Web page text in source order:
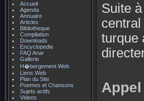
Accueil
Agenda
Annuaire
Articles
Bibliotheque
Compilation
Downloads
Encyclopedie
FAQ Anar
Gallerie
H�bergement Web
Liens Web
Plan du Site
Poemes et Chansons
Sujets actifs
Videos
Suite
turque